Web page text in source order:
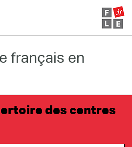
français en
des centres